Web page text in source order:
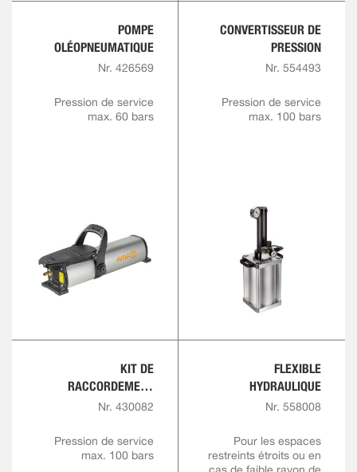
POMPE
OLÉOPNEUMATIQUE
Nr. 426569
Pression de service
max. 60 bars
CONVERTISSEUR DE
PRESSION
Nr. 554493
Pression de service
max. 100 bars
KIT DE
RACCORDEMENT
HYDRAULIQUE
Nr. 430082
Pression de service
max. 100 bars
FLEXIBLE
HYDRAULIQUE
Nr. 558008
Pour les espaces
restreints étroits ou en